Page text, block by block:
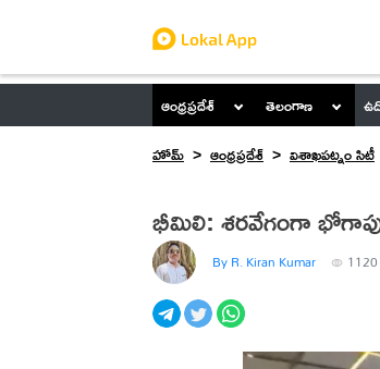
ఆంధ్రప్రదేశ్ తెలంగాణ
హోమ్
ఆంధ్రప్రదేశ్ విశాఖపట్నం సిటీ
భీమిలి: శరవేగంగా
By R. Kiran Kumar 1120